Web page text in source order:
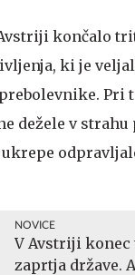
končalo
ki je
Pri
dežele v
NOVICE
V Avstriji
zaprtja države.